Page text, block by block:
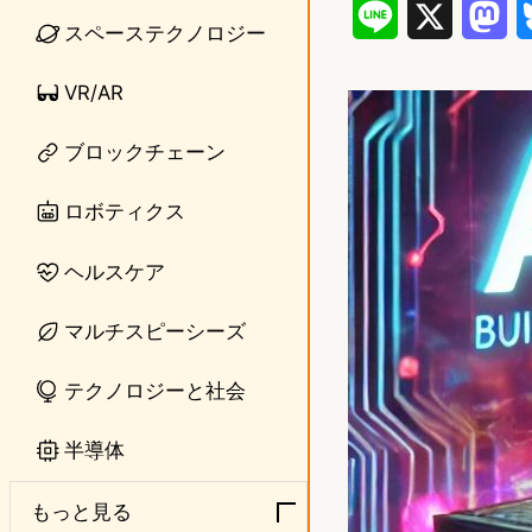
スペーステクノロジー
VR/AR
ブロックチェーン
ロボティクス
ヘルスケア
マルチスピーシーズ
テクノロジーと社会
半導体
もっと見る
n
e
t
o
d
o
n